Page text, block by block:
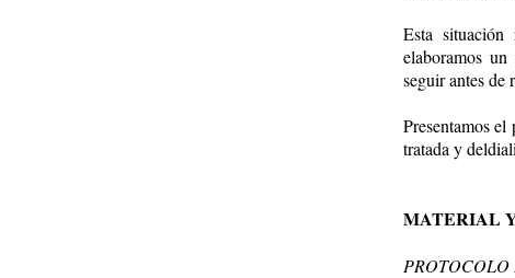
Esta
elaboramos
seguir antes de
Presentamos
tratada y
MATERIAL